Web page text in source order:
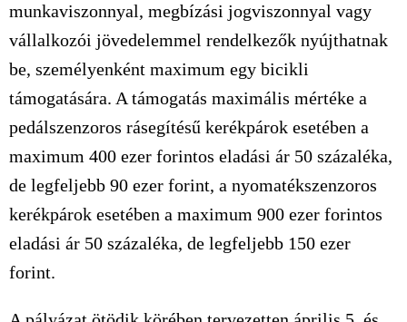
munkaviszonnyal, megbízási jogviszonnyal vagy
vállalkozói jövedelemmel rendelkezők nyújthatnak
be, személyenként maximum egy bicikli
támogatására. A támogatás maximális mértéke a
pedálszenzoros rásegítésű kerékpárok esetében a
maximum 400 ezer forintos eladási ár 50 százaléka,
de legfeljebb 90 ezer forint, a nyomatékszenzoros
kerékpárok esetében a maximum 900 ezer forintos
eladási ár 50 százaléka, de legfeljebb 150 ezer
forint.